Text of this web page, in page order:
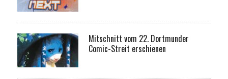
Mitschnitt vom 22. Dortmunder
Comic-Streit erschienen